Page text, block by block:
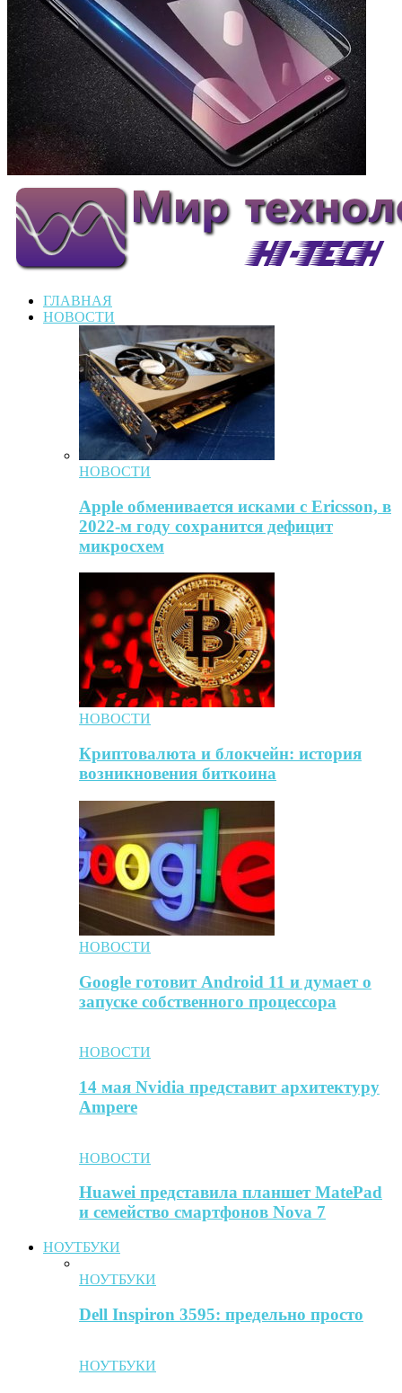
ГЛАВНАЯ
НОВОСТИ
НОВОСТИ
Apple обменивается исками с Ericsson, в
2022-м году сохранится дефицит
микросхем
НОВОСТИ
Криптовалюта и блокчейн: история
возникновения биткоина
НОВОСТИ
Google готовит Android 11 и думает о
запуске собственного процессора
НОВОСТИ
14 мая Nvidia представит архитектуру
Ampere
НОВОСТИ
Huawei представила планшет MatePad
и семейство смартфонов Nova 7
НОУТБУКИ
НОУТБУКИ
Dell Inspiron 3595: предельно просто
НОУТБУКИ